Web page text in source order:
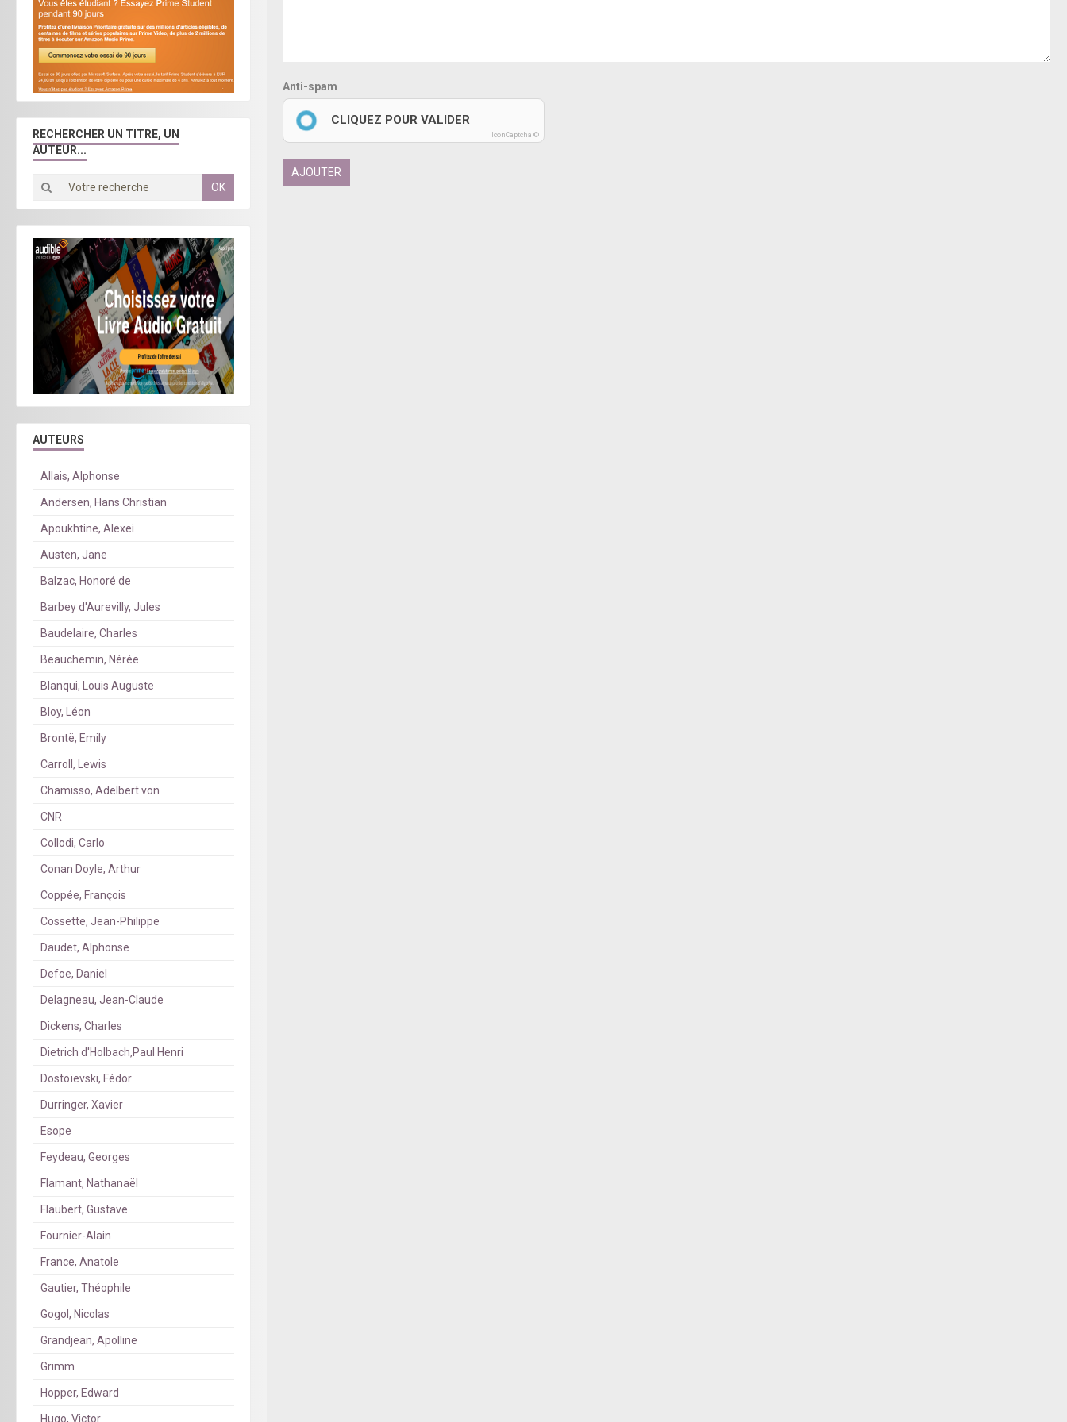
Anti-spam
CLIQUEZ POUR VALIDER
IconCaptcha ©
AJOUTER
RECHERCHER UN TITRE, UN
AUTEUR...
OK
AUTEURS
Allais, Alphonse
Andersen, Hans Christian
Apoukhtine, Alexei
Austen, Jane
Balzac, Honoré de
Barbey d'Aurevilly, Jules
Baudelaire, Charles
Beauchemin, Nérée
Blanqui, Louis Auguste
Bloy, Léon
Brontë, Emily
Carroll, Lewis
Chamisso, Adelbert von
CNR
Collodi, Carlo
Conan Doyle, Arthur
Coppée, François
Cossette, Jean-Philippe
Daudet, Alphonse
Defoe, Daniel
Delagneau, Jean-Claude
Dickens, Charles
Dietrich d'Holbach,Paul Henri
Dostoïevski, Fédor
Durringer, Xavier
Esope
Feydeau, Georges
Flamant, Nathanaël
Flaubert, Gustave
Fournier-Alain
France, Anatole
Gautier, Théophile
Gogol, Nicolas
Grandjean, Apolline
Grimm
Hopper, Edward
Hugo, Victor